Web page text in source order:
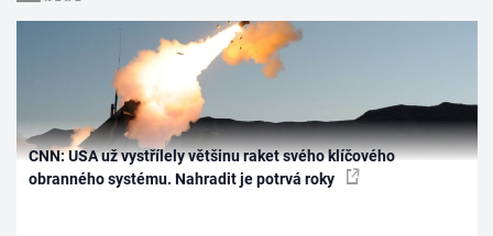
CNN: USA už vystřílely většinu raket svého klíčového
obranného systému. Nahradit je potrvá roky